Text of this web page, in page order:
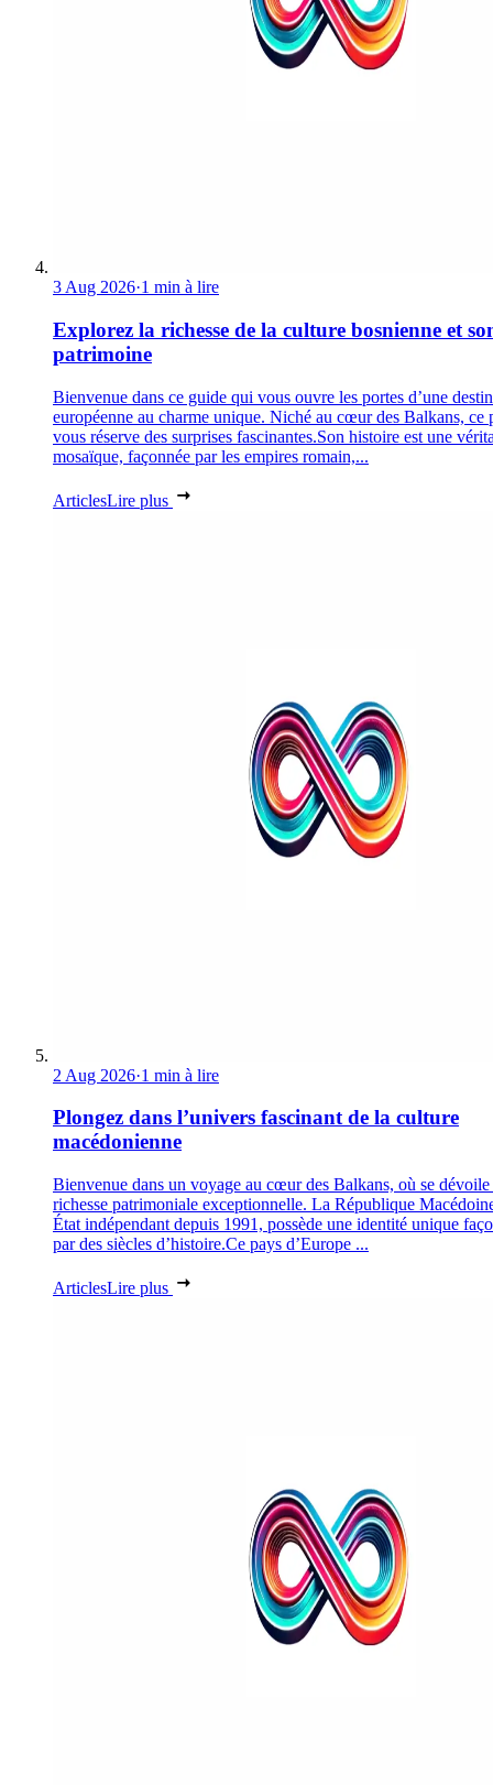
3 Aug 2026·1 min à lire
Explorez la richesse de la culture bosnienne et
patrimoine
Bienvenue dans ce guide qui vous ouvre les portes d’une
européenne au charme unique. Niché au cœur des Balkans, ce
vous réserve des surprises fascinantes.Son histoire est une
mosaïque, façonnée par les empires romain,...
ArticlesLire plus
2 Aug 2026·1 min à lire
Plongez dans l’univers fascinant de la culture
macédonienne
Bienvenue dans un voyage au cœur des Balkans, où se dévoile
richesse patrimoniale exceptionnelle. La République
État indépendant depuis 1991, possède une identité unique
par des siècles d’histoire.Ce pays d’Europe ...
ArticlesLire plus